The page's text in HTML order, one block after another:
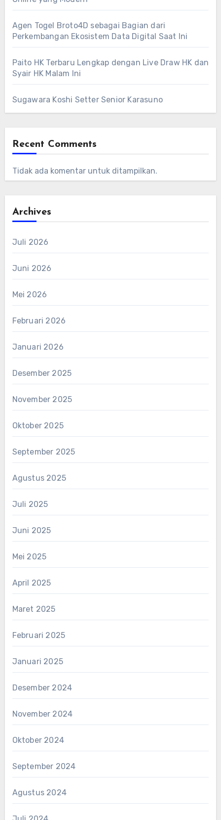
Agen Togel Broto4D sebagai Bagian dari
Perkembangan Ekosistem Data Digital Saat Ini
Paito HK Terbaru Lengkap dengan Live Draw HK dan
Syair HK Malam Ini
Sugawara Koshi Setter Senior Karasuno
Recent Comments
Tidak ada komentar untuk ditampilkan.
Archives
Juli 2026
Juni 2026
Mei 2026
Februari 2026
Januari 2026
Desember 2025
November 2025
Oktober 2025
September 2025
Agustus 2025
Juli 2025
Juni 2025
Mei 2025
April 2025
Maret 2025
Februari 2025
Januari 2025
Desember 2024
November 2024
Oktober 2024
September 2024
Agustus 2024